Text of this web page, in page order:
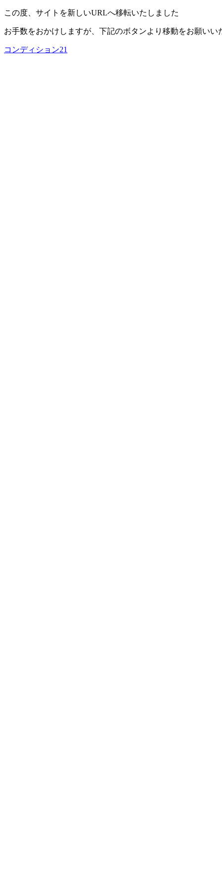
この度、サイトを新しいURLへ移転いたしました
お手数をおかけしますが、下記のボタンより移動をお願いい
コンディション21